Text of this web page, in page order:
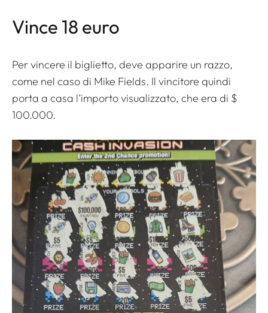
Vince 18 euro
Per vincere il biglietto, deve apparire un razzo,
come nel caso di Mike Fields. Il vincitore quindi
porta a casa l’importo visualizzato, che era di $
100.000.